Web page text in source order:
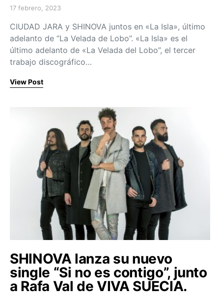
Posted on
17 febrero, 2023
CIUDAD JARA y SHINOVA juntos en «La Isla», último
adelanto de “La Velada de Lobo”. «La Isla» es el
último adelanto de «La Velada del Lobo”, el tercer
trabajo discográfico…
View Post
SHINOVA lanza su nuevo
single “Si no es contigo”, junto
a Rafa Val de VIVA SUECIA.